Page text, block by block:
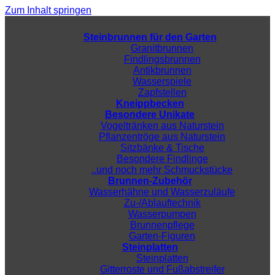
Zum Inhalt springen
Steinbrunnen für den Garten
Granitbrunnen
Findlingsbrunnen
Antikbrunnen
Wasserspiele
Zapfstellen
Kneippbecken
Besondere Unikate
Vogeltränken aus Naturstein
Pflanzentröge aus Naturstein
Sitzbänke & Tische
Besondere Findlinge
..und noch mehr Schmuckstücke
Brunnen-Zubehör
Wasserhähne und Wasserzuläufe
Zu-/Ablauftechnik
Wasserpumpen
Brunnenpflege
Garten-Figuren
Steinplatten
Steinplatten
Gitterroste und Fußabstreifer